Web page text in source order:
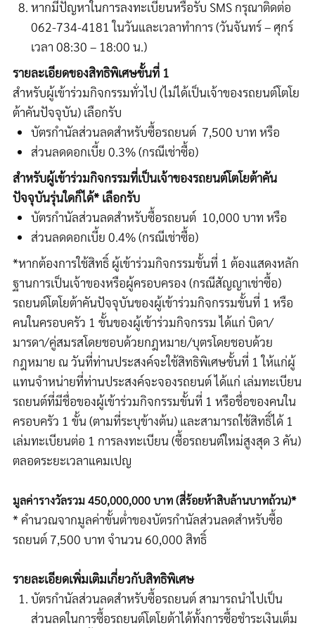
หากมีปัญหาในการลงทะเบียนหรือรับ SMSกรุณาติดต่อ
062-734-4181 ในวันและเวลาทำการ (วันจันทร์–ศุกร์
เวลา 08:30 – 18:00 น.)
รายละเอียดของสิทธิพิเศษขั้นที่ 1
สำหรับผู้เข้าร่วมกิจกรรมทั่วไป (ไม่ได้เป็นเจ้าของรถยนต์โตโย
ต้าคันปัจจุบัน) เลือกรับ
บัตรกำนัลส่วนลดสำหรับซื้อรถยนต์ 7,500 บาท หรือ
ส่วนลดดอกเบี้ย 0.3%(กรณีเช่าซื้อ)
สำหรับผู้เข้าร่วมกิจกรรมที่เป็นเจ้าของรถยนต์โตโยต้าคัน
ปัจจุบันรุ่นใดก็ได้*เลือกรับ
บัตรกำนัลส่วนลดสำหรับซื้อรถยนต์ 10,000 บาท หรือ
ส่วนลดดอกเบี้ย 0.4%(กรณีเช่าซื้อ)
*หากต้องการใช้สิทธิ์ ผู้เข้าร่วมกิจกรรมขั้นที่ 1 ต้องแสดงหลัก
ฐานการเป็นเจ้าของหรือผู้ครอบครอง (กรณีสัญญาเช่าซื้อ)
รถยนต์โตโยต้าคันปัจจุบันของผู้เข้าร่วมกิจกรรมขั้นที่ 1 หรือ
คนในครอบครัว 1 ขั้นของผู้เข้าร่วมกิจกรรม ได้แก่ บิดา/
มารดา/คู่สมรสโดยชอบด้วยกฎหมาย/บุตรโดยชอบด้วย
กฎหมาย ณ วันที่ท่านประสงค์จะใช้สิทธิพิเศษขั้นที่ 1 ให้แก่ผู้
แทนจำหน่ายที่ท่านประสงค์จะจองรถยนต์ ได้แก่ เล่มทะเบียน
รถยนต์ที่มีชื่อของผู้เข้าร่วมกิจกรรมขั้นที่ 1 หรือชื่อของคนใน
ครอบครัว 1 ขั้น (ตามที่ระบุข้างต้น) และสามารถใช้สิทธิ์ได้ 1
เล่มทะเบียนต่อ 1 การลงทะเบียน (ซื้อรถยนต์ใหม่สูงสุด 3 คัน)
ตลอดระยะเวลาแคมเปญ
มูลค่ารางวัลรวม450,000,000บาท (สี่ร้อยห้าสิบล้านบาทถ้วน)*
*คำนวณจากมูลค่าขั้นต่ำของบัตรกำนัลส่วนลดสำหรับซื้อ
รถยนต์ 7,500 บาท จำนวน 60,000 สิทธิ์
รายละเอียดเพิ่มเติมเกี่ยวกับสิทธิพิเศษ
บัตรกำนัลส่วนลดสำหรับซื้อรถยนต์ สามารถนำไปเป็น
ส่วนลดในการซื้อรถยนต์โตโยต้าได้ทั้งการซื้อชำระเงินเต็ม